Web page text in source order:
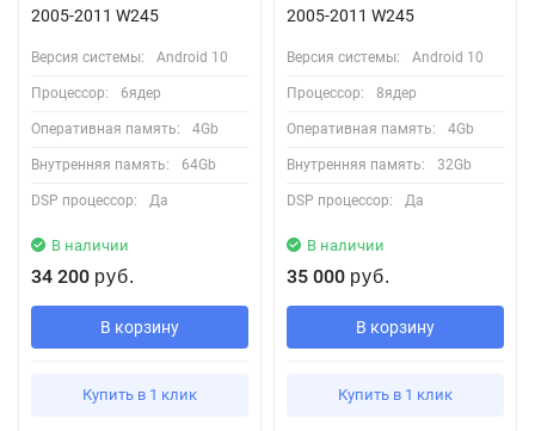
2005-2011 W245
Версия системы: Android 10
Процессор: 6ядер
Оперативная память: 4Gb
Внутренняя память: 64Gb
DSP процессор: Да
В наличии
34 200 руб.
В корзину
Купить в 1 клик
2005-2011 W245
Версия системы: Android 10
Процессор: 8ядер
Оперативная память: 4Gb
Внутренняя память: 32Gb
DSP процессор: Да
В наличии
35 000 руб.
В корзину
Купить в 1 клик